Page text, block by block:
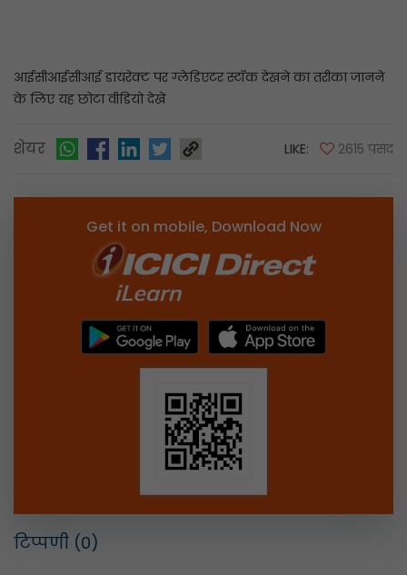
आईसीआईसीआई डायरेक्ट पर ग्लेडिएटर स्टॉक देखने का तरीका जानने
के लिए यह छोटा वीडियो देखें
शेयर LIKE: 2615 पसंद
Get it on mobile, Download Now
टिप्पणी (0)